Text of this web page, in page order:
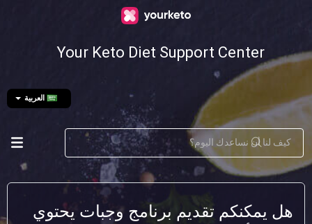
Your Keto Diet Support Center
العربية
هل يمكنكم تقديم برنامج وجبات يحتوي